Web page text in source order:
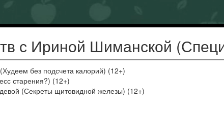
с Ириной Шиманской
без подсчета калорий) (12+)
старения?) (12+)
(Секреты щитовидной железы) (12+)